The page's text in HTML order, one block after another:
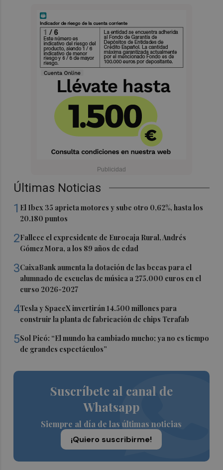
Últimas Noticias
1 El Ibex 35 aprieta motores y sube otro 0,62%, hasta los
20.180 puntos
2Fallece el expresidente de Eurocaja Rural, Andrés
Gómez Mora, a los 89 años de edad
3CaixaBank aumenta la dotación de las becas para el
alumnado de escuelas de música a 275.000 euros en el
curso 2026-2027
4Tesla y SpaceX invertirán 14.500 millones para
construir la planta de fabricación de chips Terafab
5Sol Picó: “El mundo ha cambiado mucho; ya no es tiempo
de grandes espectáculos”
Suscríbete al canal de
Whatsapp
Siempre al día de las últimas noticias
¡Quiero suscribirme!